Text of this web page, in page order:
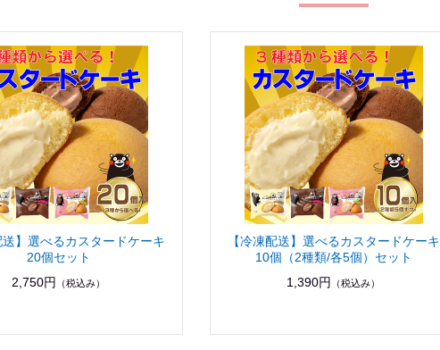
】選べるカスタードケーキ
20個セット
2,750円
（税込み）
【冷凍配送】選べるカスタードケーキ
10個（2種類/各5個）セット
1,390円
（税込み）